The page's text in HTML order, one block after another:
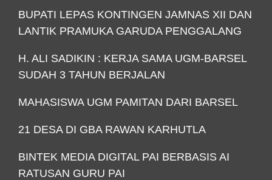
BUPATI LEPAS KONTINGEN JAMNAS XII DAN
LANTIK PRAMUKA GARUDA PENGGALANG
H. ALI SADIKIN : KERJA SAMA UGM-BARSEL
SUDAH 3 TAHUN BERJALAN
MAHASISWA UGM PAMITAN DARI BARSEL
21 DESA DI GBA RAWAN KARHUTLA
BINTEK MEDIA DIGITAL PAI BERBASIS AI
RATUSAN GURU PAI